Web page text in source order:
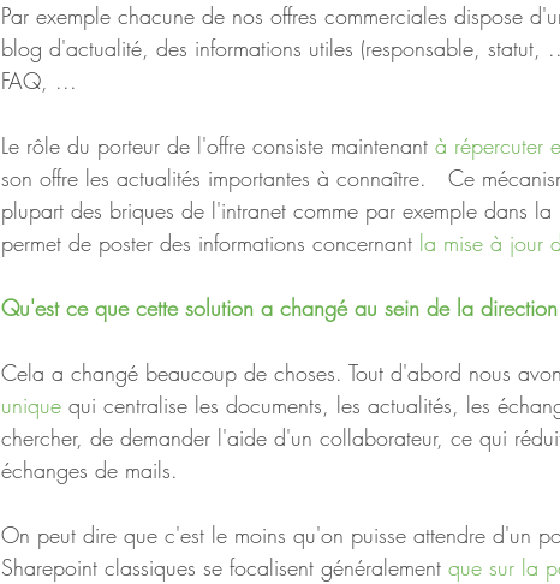
Par exemple chacune de nos offres commerciales dispose
blog d'actualité, des informations utiles (responsable, statut,
FAQ, ...
Le rôle du porteur de l'offre consiste maintenant à répercuter
son offre les actualités importantes à connaître.   Ce
plupart des briques de l'intranet comme par exemple dans
permet de poster des informations concernant la mise à jour
Qu'est ce que cette solution a changé au sein de la
Cela a changé beaucoup de choses. Tout d'abord nous
unique qui centralise les documents, les actualités, les
chercher, de demander l'aide d'un collaborateur, ce qui
échanges de mails.
On peut dire que c'est le moins qu'on puisse attendre d'un
Sharepoint classiques se focalisent généralement que sur la